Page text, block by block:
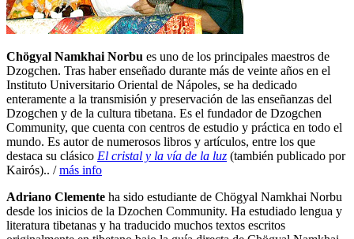
Chögyal Namkhai Norbu es uno de los principales maestros de
Dzogchen. Tras haber enseñado durante más de veinte años en el
Instituto Universitario Oriental de Nápoles, se ha dedicado
enteramente a la transmisión y preservación de las enseñanzas del
Dzogchen y de la cultura tibetana. Es el fundador de Dzogchen
Community, que cuenta con centros de estudio y práctica en todo el
mundo. Es autor de numerosos libros y artículos, entre los que
destaca su clásico El cristal y la vía de la luz (también publicado por
Kairós).. /más info
Adriano Clemente ha sido estudiante de Chögyal Namkhai Norbu
desde los inicios de la Dzochen Community. Ha estudiado lengua y
literatura tibetanas y ha traducido muchos textos escritos